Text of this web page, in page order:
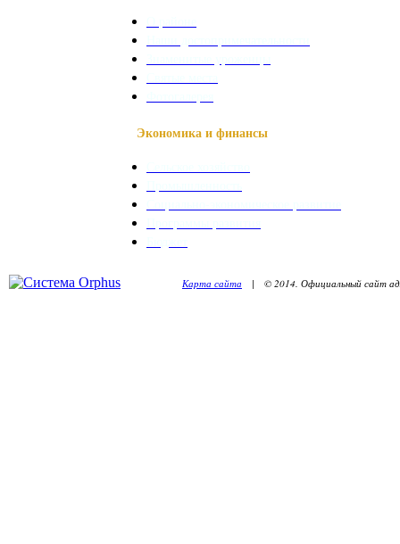
Экономика и финансы
Карта сайта | © 2014. Официальный сайт